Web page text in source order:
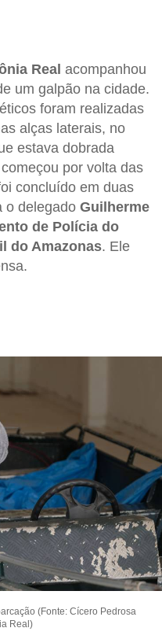
Real acompanhou
um galpão na cidade.
foram realizadas
alças laterais, no
estava dobrada
por volta das
concluído em duas
o delegado Guilherme
de Polícia do
do Amazonas. Ele
(Fonte: Cícero Pedrosa
Real)